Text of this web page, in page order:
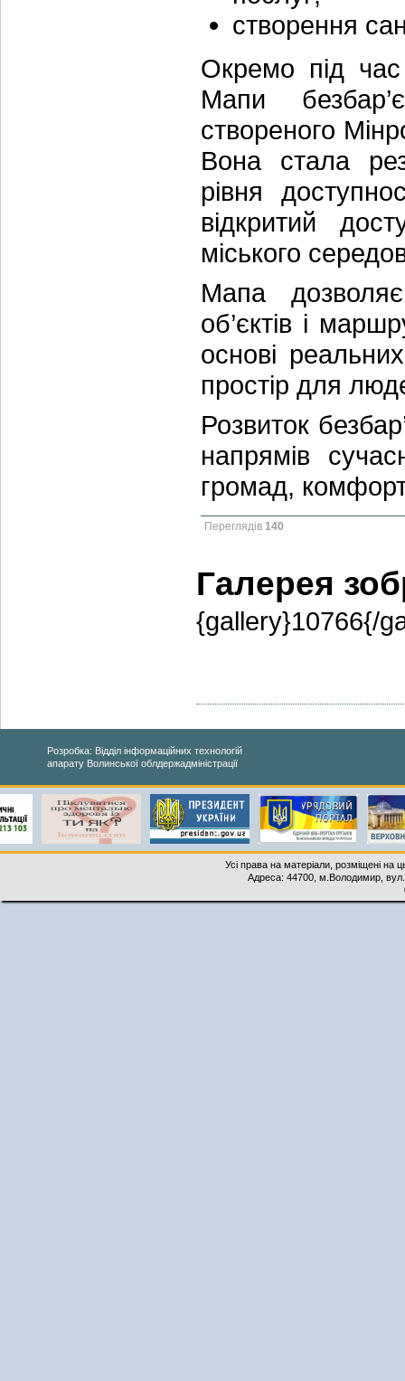
створення
Окремо під час
Мапи
створеного
Вона стала
рівня
відкритий
міського
Мапа
об’єктів і
основі
простір для
Розвиток
напрямів
громад,
Переглядів 140
Галерея
{gallery}10766{/
Розробка: Відділ інформаційних технологій
апарату Волинської облдержадміністрації
Усі права на матеріали, розміщені на
Адреса: 44700, м.Володимир,